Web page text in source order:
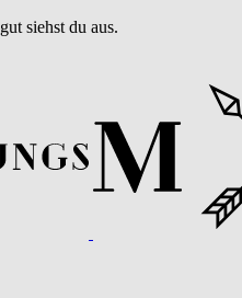
gut siehst du aus.